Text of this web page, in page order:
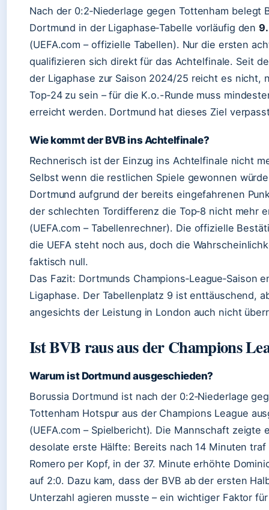
Nach der 0:2‑Niederlage gegen Tottenham belegt
Dortmund in der Ligaphase‑Tabelle vorläufig den
(UEFA.com – offizielle Tabellen). Nur die ersten
qualifizieren sich direkt für das Achtelfinale. Seit
der Ligaphase zur Saison 2024/25 reicht es nicht,
Top‑24 zu sein – für die K.o.-Runde muss
erreicht werden. Dortmund hat dieses Ziel
Wie kommt der BVB ins Achtelfinale?
Rechnerisch ist der Einzug ins Achtelfinale nicht
Selbst wenn die restlichen Spiele gewonnen
Dortmund aufgrund der bereits eingefahrenen
der schlechten Tordifferenz die Top‑8 nicht mehr
(UEFA.com – Tabellenrechner). Die offizielle
die UEFA steht noch aus, doch die
faktisch null.
Das Fazit: Dortmunds Champions‑League‑Saison
Ligaphase. Der Tabellenplatz 9 ist enttäuschend,
angesichts der Leistung in London auch nicht
Ist BVB raus aus der Champions
Warum ist Dortmund ausgeschieden?
Borussia Dortmund ist nach der 0:2‑Niederlage
Tottenham Hotspur aus der Champions League
(UEFA.com – Spielbericht). Die Mannschaft zeigte
desolate erste Hälfte: Bereits nach 14 Minuten traf
Romero per Kopf, in der 37. Minute erhöhte
auf 2:0. Dazu kam, dass der BVB ab der ersten
Unterzahl agieren musste – ein wichtiger Faktor